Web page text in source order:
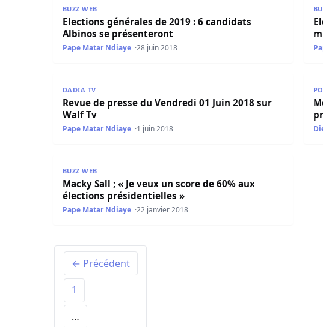
BUZZ WEB
Elections générales de 2019 : 6 candidats
Albinos se présenteront
Pape Matar Ndiaye 28 juin 2018
DADIA TV
Revue de presse du Vendredi 01 Juin 2018 sur
Walf Tv
Pape Matar Ndiaye 1 juin 2018
BUZZ WEB
Macky Sall ; « Je veux un score de 60% aux
élections présidentielles »
Pape Matar Ndiaye 22 janvier 2018
← Précédent
1
…